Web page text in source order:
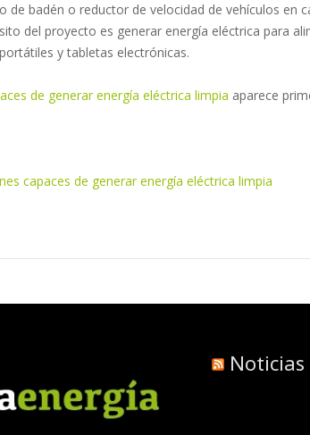
de badén o reductor de velocidad de vehículos en
del proyecto es generar energía eléctrica para
y tabletas electrónicas.
de generar energía eléctrica limpia aparece
capaces de generar energía eléctrica limpia
Noticias